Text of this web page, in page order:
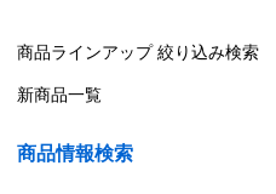
商品ラインアップ 絞り込み検索
新商品一覧
商品情報検索